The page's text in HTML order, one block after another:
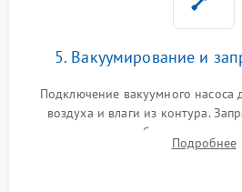
5. Вакуумирование и
Подключение вакуумного насоса
воздуха и влаги из контура.
дозированным объемом
электронным весам. КонтрольПодробнее